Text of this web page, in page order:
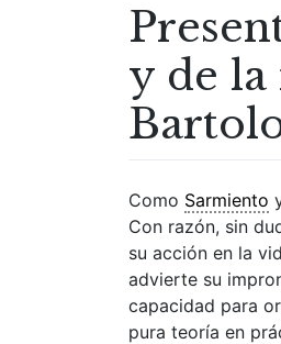
y de la
Como Sarmiento
Con razón, sin
su acción en la
advierte su
capacidad para
pura teoría en